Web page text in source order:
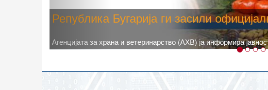
Високите температури ризик од
животните
Новото најавено зголемување на дневните температури, кое
степени, ги зголемува ризиците од појава на труење со храна.